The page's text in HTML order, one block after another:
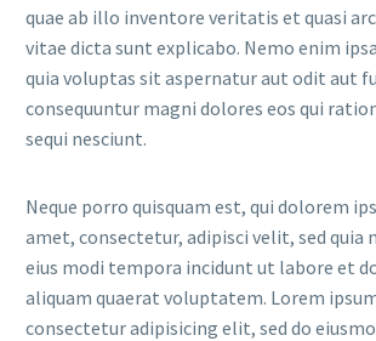
quae ab illo inventore veritatis et quasi
vitae dicta sunt explicabo. Nemo enim
quia voluptas sit aspernatur aut odit aut
consequuntur magni dolores eos qui
sequi nesciunt.
Neque porro quisquam est, qui dolorem
amet, consectetur, adipisci velit, sed quia
eius modi tempora incidunt ut labore et
aliquam quaerat voluptatem. Lorem
consectetur adipisicing elit, sed do